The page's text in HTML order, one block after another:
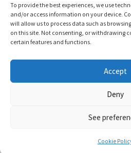
To provide the best experiences, we use
and/or access information on your device.
will allow us to process data such as
on this site. Not consenting, or withdrawing
certain features and functions.
Accept
Deny
See
Cookie
Cookies
Copyright © 2023 |